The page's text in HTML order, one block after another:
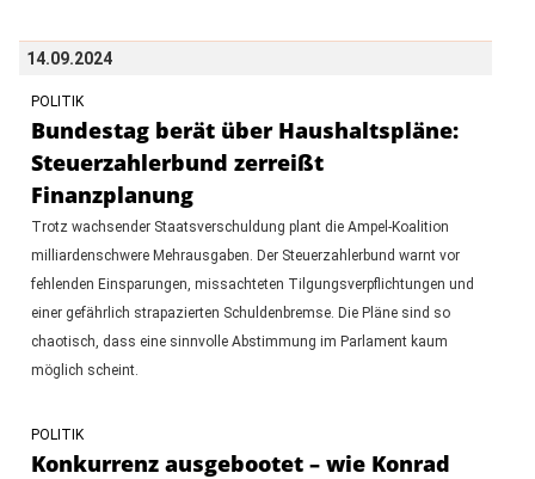
14.09.2024
POLITIK
Bundestag berät über Haushaltspläne:
Steuerzahlerbund zerreißt
Finanzplanung
Trotz wachsender Staatsverschuldung plant die Ampel-Koalition
milliardenschwere Mehrausgaben. Der Steuerzahlerbund warnt vor
fehlenden Einsparungen, missachteten Tilgungsverpflichtungen und
einer gefährlich strapazierten Schuldenbremse. Die Pläne sind so
chaotisch, dass eine sinnvolle Abstimmung im Parlament kaum
möglich scheint.
POLITIK
Konkurrenz ausgebootet – wie Konrad